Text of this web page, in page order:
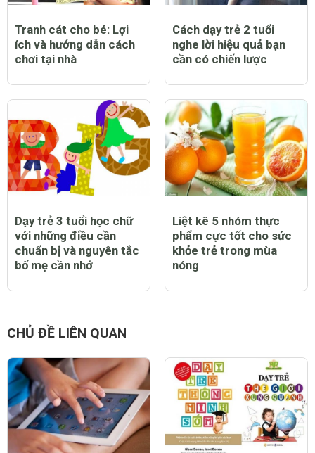
Tranh cát cho bé: Lợi
ích và hướng dẫn cách
chơi tại nhà
Cách dạy trẻ 2 tuổi
nghe lời hiệu quả bạn
cần có chiến lược
Dạy trẻ 3 tuổi học chữ
với những điều cần
chuẩn bị và nguyên tắc
bố mẹ cần nhớ
Liệt kê 5 nhóm thực
phẩm cực tốt cho sức
khỏe trẻ trong mùa
nóng
CHỦ ĐỀ LIÊN QUAN